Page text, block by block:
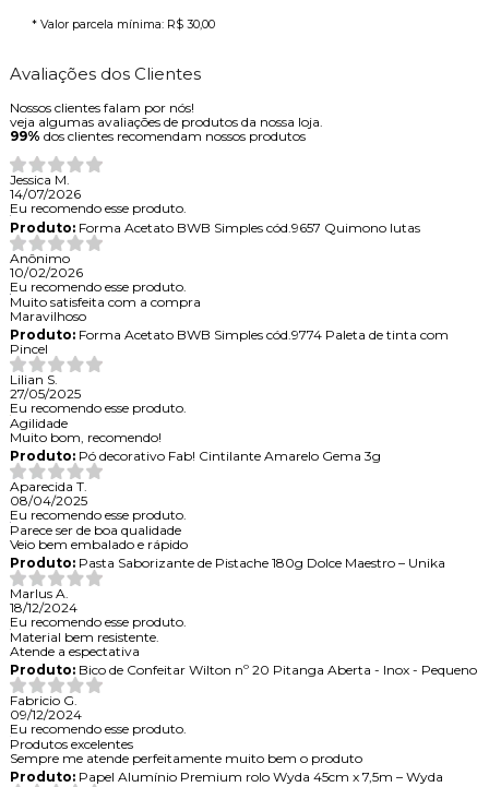
* Valor parcela mínima: R$ 30,00
Avaliações dos Clientes
Nossos clientes falam por nós!
veja algumas avaliações de produtos da nossa loja.
99% dos clientes recomendam nossos produtos
Jessica M.
14/07/2026
Eu recomendo esse produto.
Produto:Forma Acetato BWB Simples cód.9657 Quimono lutas
Anônimo
10/02/2026
Eu recomendo esse produto.
Muito satisfeita com a compra
Maravilhoso
Produto:Forma Acetato BWB Simples cód.9774 Paleta de tinta com
Pincel
Lilian S.
27/05/2025
Eu recomendo esse produto.
Agilidade
Muito bom, recomendo!
Produto:Pó decorativo Fab! Cintilante Amarelo Gema 3g
Aparecida T.
08/04/2025
Eu recomendo esse produto.
Parece ser de boa qualidade
Veio bem embalado e rápido
Produto:Pasta Saborizante de Pistache 180g Dolce Maestro – Unika
Marlus A.
18/12/2024
Eu recomendo esse produto.
Material bem resistente.
Atende a espectativa
Produto:Bico de Confeitar Wilton nº 20 Pitanga Aberta - Inox - Pequeno
Fabricio G.
09/12/2024
Eu recomendo esse produto.
Produtos excelentes
Sempre me atende perfeitamente muito bem o produto
Produto:Papel Alumínio Premium rolo Wyda 45cm x 7,5m – Wyda